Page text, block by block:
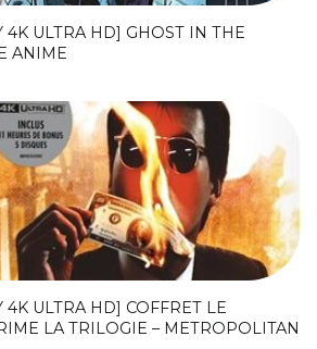
4K ULTRA HD] GHOST IN THE
ANIME
4K ULTRA HD] COFFRET LE
LA TRILOGIE – METROPOLITAN